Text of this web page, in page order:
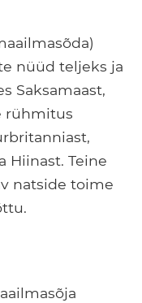
nüüd teljeks ja
Saksamaast,
rühmitus
Hiinast. Teine
natside toime